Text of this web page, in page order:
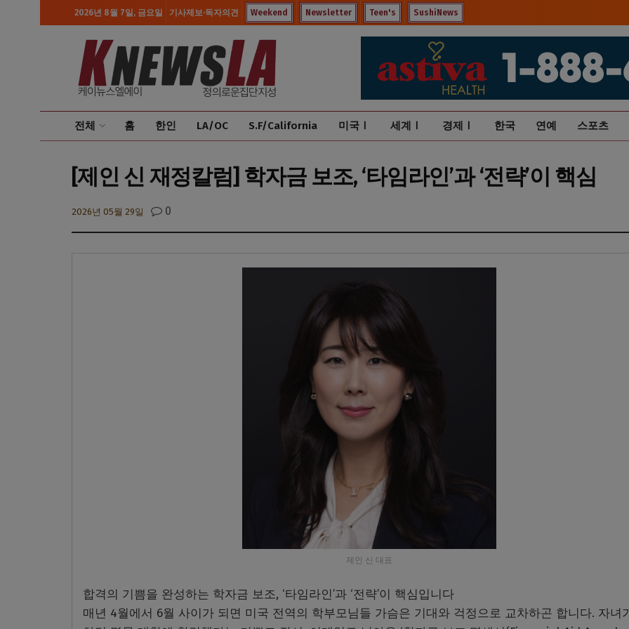
2026년 8월 7일, 금요일 기사제보·독자의견 Weekend Newsletter Teen's SushiNews
전체 홈 한인 LA/OC S.F/California 미국Ⅰ 세계Ⅰ 경제Ⅰ 한국 연예 스포츠
[제인 신 재정칼럼] 학자금 보조, ‘타임라인’과 ‘전략’이 핵심
2026년 05월 29일 0
제인 신 대표
합격의 기쁨을 완성하는 학자금 보조, ‘타임라인’과 ‘전략’이 핵심입니다
매년 4월에서 6월 사이가 되면 미국 전역의 학부모님들 가슴은 기대와 걱정으로 교차하곤 합니다. 자녀